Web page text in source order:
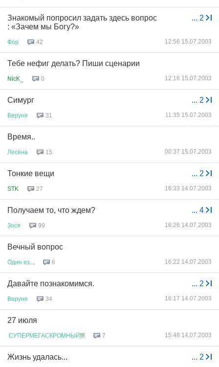
... 2
Знакомый попросил задать здесь вопрос
: «Зачем мы Богу?»
Фор 42 12:56 15.07.2003
Тебе нефиг делать? Пиши сценарии
NicK_ 0 12:16 15.07.2003
... 2
Симург
Веруня 31 11:35 15.07.2003
Время..
Лесёна 15 00:37 15.07.2003
... 2
Тонкие вещи
STK 27 16:33 14.07.2003
... 4
Получаем то, что ждем?
Зося 99 16:26 14.07.2003
Вечный вопрос
Один из 6 16:22 14.07.2003
... 2
Давайте познакомимся.
Веруня 34 16:17 14.07.2003
27 июля
СУПЕРМЕГАСКРОМНЫЙ!!! 7 15:48 14.07.2003
... 2
Жизнь удалась...